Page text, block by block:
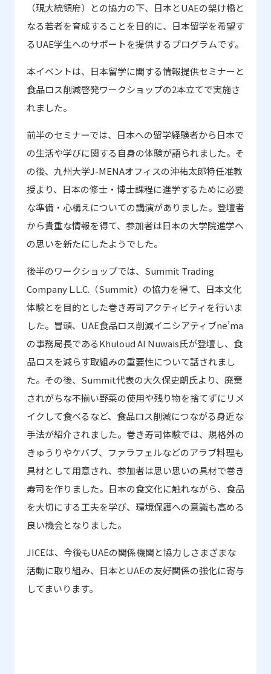
（現大統領府）との協力の下、日本とUAEの架け橋と
なる若者を育成することを目的に、日本留学を希望す
るUAE学生へのサポートを提供するプログラムです。
本イベントは、日本留学に関する情報提供セミナーと
食品ロス削減啓発ワークショップの2本立てで実施さ
れました。
前半のセミナーでは、日本への留学経験者から日本で
の生活や学びに関する自身の体験が語られました。そ
の後、九州大学J-MENAオフィスの沖祐太郎特任准教
授より、日本の修士・博士課程に進学するために必要
な準備・心構えについての講演がありました。登壇者
から貴重な情報を得て、参加者は日本の大学院進学へ
の思いを新たにしたようでした。
後半のワークショップでは、 Summit Trading
Company L.L.C. （Summit）の協力を得て、日本文化
体験とを目的とした巻き寿司アクティビティを行いま
した。冒頭、 UAE食品ロス削減イニシアティブne’ma
の事務局長であるKhuloud Al Nuwais氏が登壇し、食
品ロスを減らす取組みの重要性について話されまし
た。その後、 Summit代表の大久保史朗氏より、廃棄
されがちな不揃い野菜の使用や残り物を捨てずにリメ
イクして食べるなど、食品ロス削減につながる身近な
手法が紹介されました。巻き寿司体験では、規格外の
きゅうりやケバブ、ファラフェルなどのアラブ料理も
具材として用意され、参加者は思い思いの具材で巻き
寿司を作りました。日本の食文化に触れながら、食品
を大切にする工夫を学び、環境保護への意識も高める
良い機会となりました。
JICEは、今後もUAEの関係機関と協力しさまざまな
活動に取り組み、日本とUAEの友好関係の強化に寄与
してまいります。